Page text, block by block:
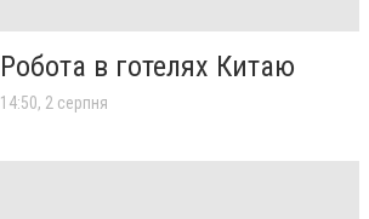
Робота в готелях Китаю
14:50, 2 серпня